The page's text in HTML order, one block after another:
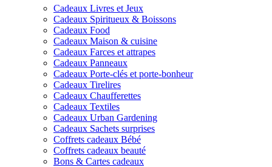
Cadeaux Livres et Jeux
Cadeaux Spiritueux & Boissons
Cadeaux Food
Cadeaux Maison & cuisine
Cadeaux Farces et attrapes
Cadeaux Panneaux
Cadeaux Porte-clés et porte-bonheur
Cadeaux Tirelires
Cadeaux Chaufferettes
Cadeaux Textiles
Cadeaux Urban Gardening
Cadeaux Sachets surprises
Coffrets cadeaux Bébé
Coffrets cadeaux beauté
Bons & Cartes cadeaux